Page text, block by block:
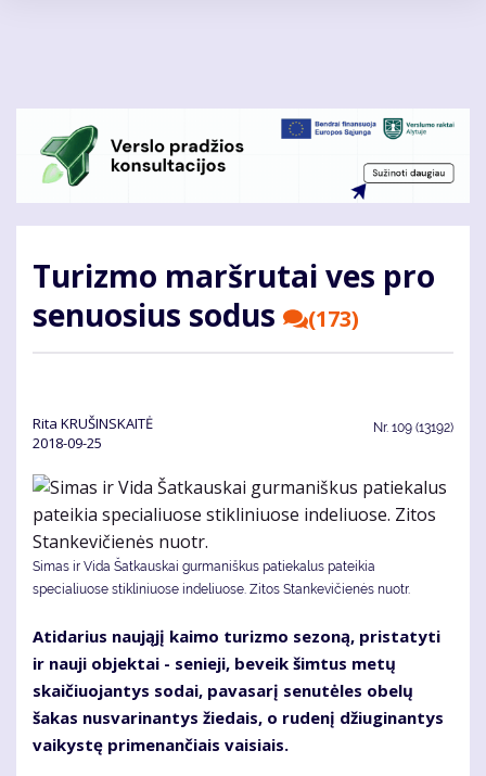
Turizmo maršrutai ves pro
senuosius sodus
(173)
Rita KRUŠINSKAITĖ
2018-09-25
Nr. 109 (13192)
Simas ir Vida Šatkauskai gurmaniškus patiekalus pateikia
specialiuose stikliniuose indeliuose. Zitos Stankevičienės nuotr.
Atidarius naująjį kaimo turizmo sezoną, pristatyti
ir nauji objektai - senieji, beveik šimtus metų
skaičiuojantys sodai, pavasarį senutėles obelų
šakas nusvarinantys žiedais, o rudenį džiuginantys
vaikystę primenančiais vaisiais.